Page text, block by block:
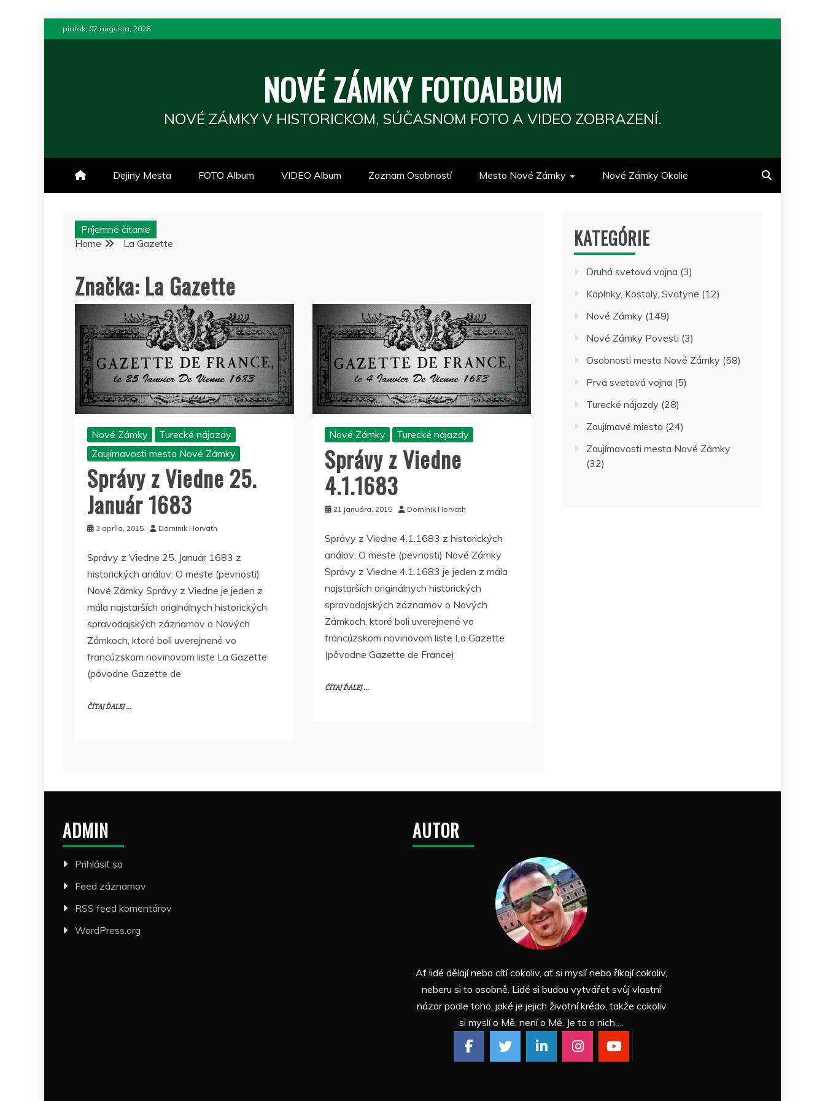
to
piatok, 07 augusta, 2026
NOVÉ ZÁMKY FOTOALBUM
NOVÉ ZÁMKY V HISTORICKOM, SÚČASNOM FOTO A VIDEO ZOBRAZENÍ.
Dejiny Mesta FOTO Album VIDEO Album Zoznam Osobností Mesto Nové Zámky Nové Zámky Okolie
Príjemné čítanie
Home
La Gazette
Značka: La Gazette
Nové Zámky
Turecké nájazdy
Zaujímavosti mesta Nové Zámky
Správy z Viedne 25.
Január 1683
3 apríla, 2015 Dominik Horvath
Správy z Viedne 25. Január 1683 z
historických análov: O meste (pevnosti)
Nové Zámky Správy z Viedne je jeden z
mála najstarších originálnych historických
spravodajských záznamov o Nových
Zámkoch, ktoré boli uverejnené vo
francúzskom novinovom liste La Gazette
(pôvodne Gazette de
ČÍTAJ ĎALEJ ...
Nové Zámky Turecké nájazdy
Správy z Viedne
4.1.1683
21 januára, 2015 Dominik Horvath
Správy z Viedne 4.1.1683 z historických
análov: O meste (pevnosti) Nové Zámky
Správy z Viedne 4.1.1683 je jeden z mála
najstarších originálnych historických
spravodajských záznamov o Nových
Zámkoch, ktoré boli uverejnené vo
francúzskom novinovom liste La Gazette
(pôvodne Gazette de France)
ČÍTAJ ĎALEJ ...
KATEGÓRIE
Druhá svetová vojna (3)
Kaplnky, Kostoly, Svätyne (12)
Nové Zámky (149)
Nové Zámky Povesti (3)
Osobnosti mesta Nové Zámky (58)
Prvá svetová vojna (5)
Turecké nájazdy (28)
Zaujímavé miesta (24)
Zaujímavosti mesta Nové Zámky
(32)
ADMIN
Prihlásiť sa
Feed záznamov
RSS feed komentárov
WordPress.org
AUTOR
Ať lidé dělají nebo cítí cokoliv, ať si myslí nebo říkají cokoliv,
neberu si to osobně. Lidé si budou vytvářet svůj vlastní
názor podle toho, jaké je jejich životní krédo, takže cokoliv
si myslí o Mě, není o Mě. Je to o nich….